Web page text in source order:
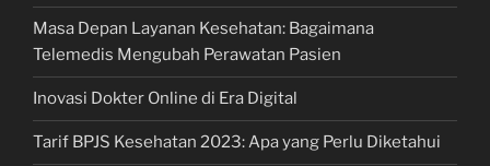
Masa Depan Layanan Kesehatan: Bagaimana
Telemedis Mengubah Perawatan Pasien
Inovasi Dokter Online di Era Digital
Tarif BPJS Kesehatan 2023: Apa yang Perlu Diketahui